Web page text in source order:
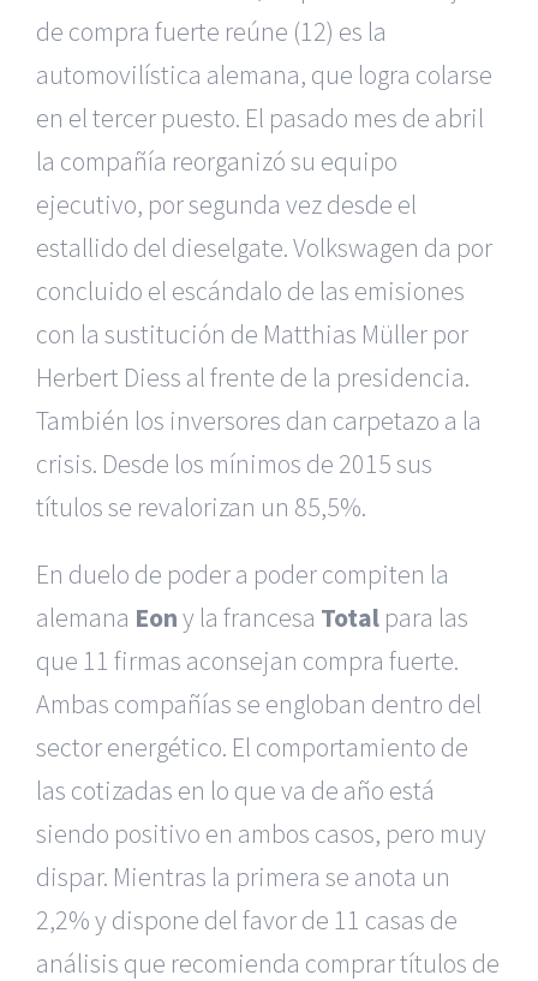
de compra fuerte reúne (12) es la
automovilística alemana, que logra colarse
en el tercer puesto. El pasado mes de abril
la compañía reorganizó su equipo
ejecutivo, por segunda vez desde el
estallido del dieselgate. Volkswagen da por
concluido el escándalo de las emisiones
con la sustitución de Matthias Müller por
Herbert Diess al frente de la presidencia.
También los inversores dan carpetazo a la
crisis. Desde los mínimos de 2015 sus
títulos se revalorizan un 85,5%.
En duelo de poder a poder compiten la
alemana Eony la francesa Total para las
que 11 firmas aconsejan compra fuerte.
Ambas compañías se engloban dentro del
sector energético. El comportamiento de
las cotizadas en lo que va de año está
siendo positivo en ambos casos, pero muy
dispar. Mientras la primera se anota un
2,2% y dispone del favor de 11 casas de
análisis que recomienda comprar títulos de